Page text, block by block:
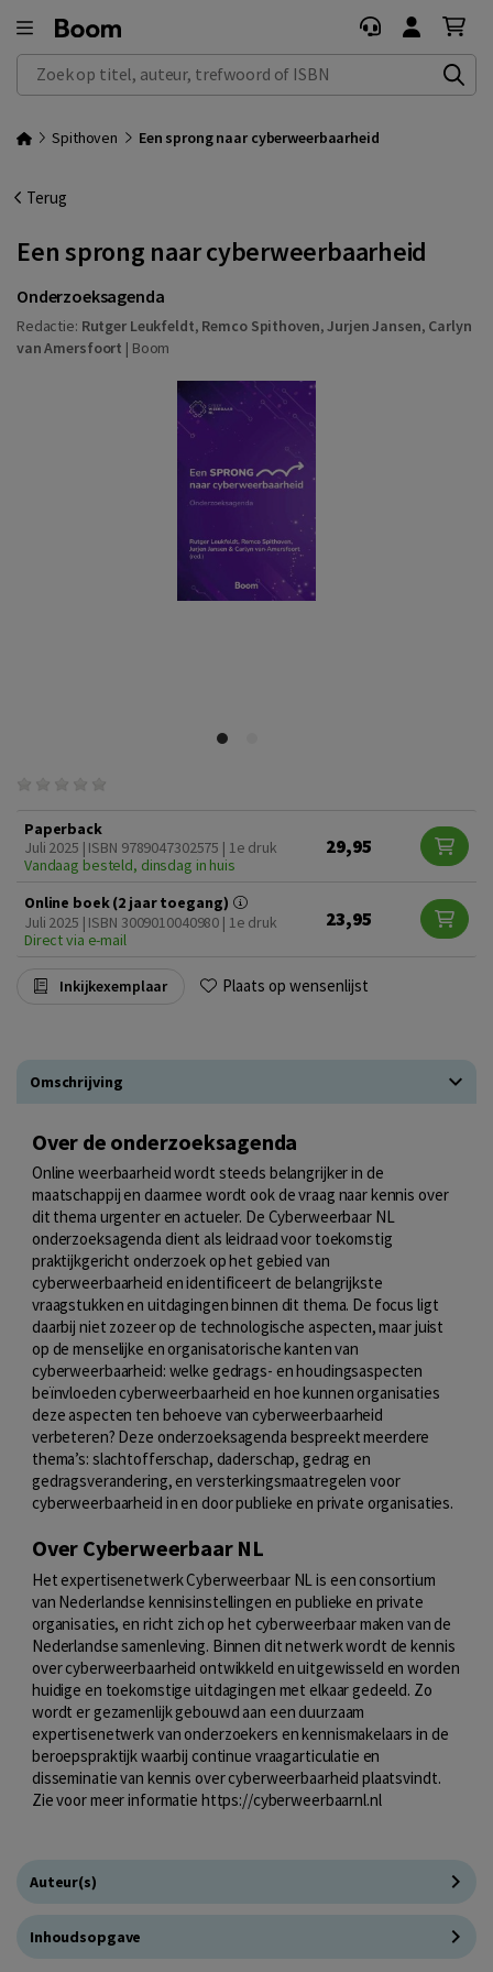
Zoek op titel, auteur, trefwoord of ISBN
Spithoven Een sprong naar cyberweerbaarheid
Terug
Een sprong naar cyberweerbaarheid
Onderzoeksagenda
Redactie: Rutger Leukfeldt, Remco Spithoven,Jurjen Jansen, Carlyn
van Amersfoort | Boom
Paperback
Juli 2025 | ISBN 9789047302575 | 1e druk
Vandaag besteld, dinsdag in huis
29,95
Online boek (2 jaar toegang)
Juli 2025 | ISBN 3009010040980 | 1e druk
Direct via e-mail
23,95
Inkijkexemplaar Plaats op wensenlijst
Omschrijving
Over de onderzoeksagenda
Online weerbaarheid wordt steeds belangrijker in de
maatschappij en daarmee wordt ook de vraag naar kennis over
dit thema urgenter en actueler. De Cyberweerbaar NL
onderzoeksagenda dient als leidraad voor toekomstig
praktijkgericht onderzoek op het gebied van
cyberweerbaarheid en identificeert de belangrijkste
vraagstukken en uitdagingen binnen dit thema. De focus ligt
daarbij niet zozeer op de technologische aspecten, maar juist
op de menselijke en organisatorische kanten van
cyberweerbaarheid: welke gedrags- en houdingsaspecten
beïnvloeden cyberweerbaarheid en hoe kunnen organisaties
deze aspecten ten behoeve van cyberweerbaarheid
verbeteren? Deze onderzoeksagenda bespreekt meerdere
thema’s: slachtofferschap, daderschap, gedrag en
gedragsverandering, en versterkingsmaatregelen voor
cyberweerbaarheid in en door publieke en private organisaties.
Over Cyberweerbaar NL
Het expertisenetwerk Cyberweerbaar NL is een consortium
van Nederlandse kennisinstellingen en publieke en private
organisaties, en richt zich op het cyberweerbaar maken van de
Nederlandse samenleving. Binnen dit netwerk wordt de kennis
over cyberweerbaarheid ontwikkeld en uitgewisseld en worden
huidige en toekomstige uitdagingen met elkaar gedeeld. Zo
wordt er gezamenlijk gebouwd aan een duurzaam
expertisenetwerk van onderzoekers en kennismakelaars in de
beroepspraktijk waarbij continue vraagarticulatie en
disseminatie van kennis over cyberweerbaarheid plaatsvindt.
Zie voor meer informatie https://cyberweerbaarnl.nl
Auteur(s)
Inhoudsopgave